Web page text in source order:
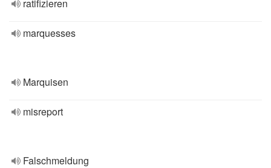
ratifizieren
marquesses
Marquisen
misreport
Falschmeldung